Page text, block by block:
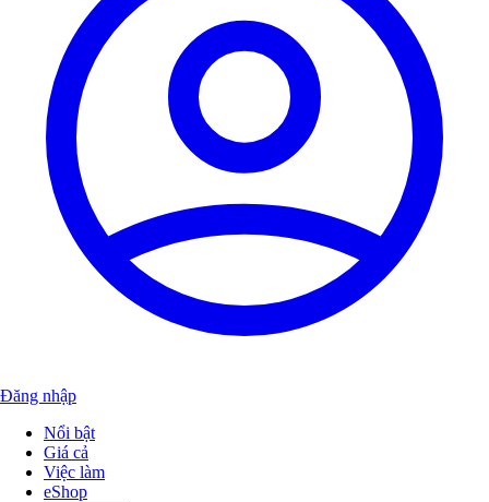
Đăng nhập
Nổi bật
Giá cả
Việc làm
eShop